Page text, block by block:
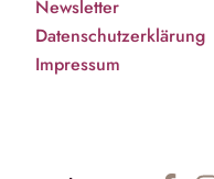
Newsletter
Datenschutzerklärung
Impressum